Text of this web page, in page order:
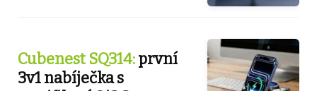
Cubenest SQ314:první
3v1 nabíječka s